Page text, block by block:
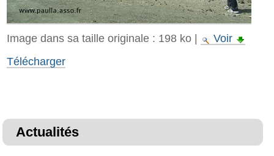
Image dans sa taille originale : 198 ko|
Voir
Télécharger
Actualités